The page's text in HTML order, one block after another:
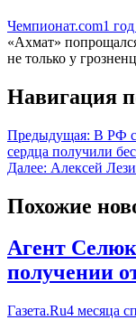
Чемпионат.com1
«Ахмат»
не только у
Навигация
Предыдущая: В РФ
сердца получили
Далее: Алексей
Похожие
Агент
получении
Газета.Ru4 месяца